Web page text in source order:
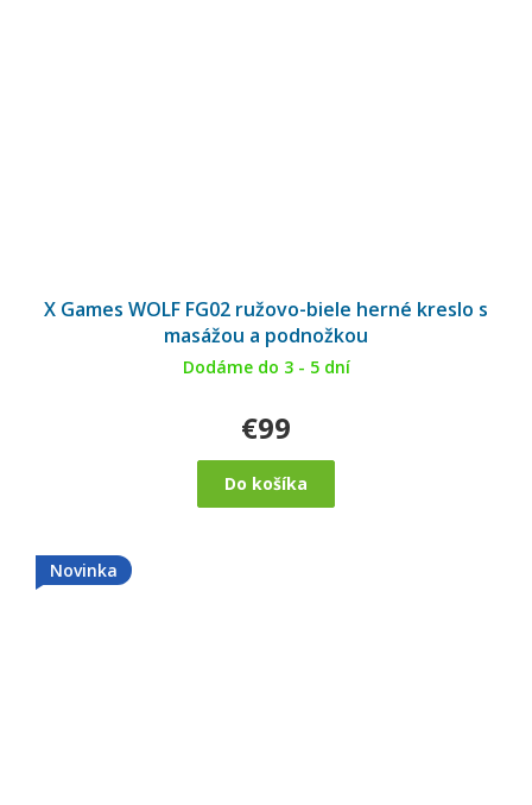
X Games WOLF FG02 ružovo-biele herné kreslo s
masážou a podnožkou
Dodáme do 3 - 5 dní
€99
Do košíka
Novinka